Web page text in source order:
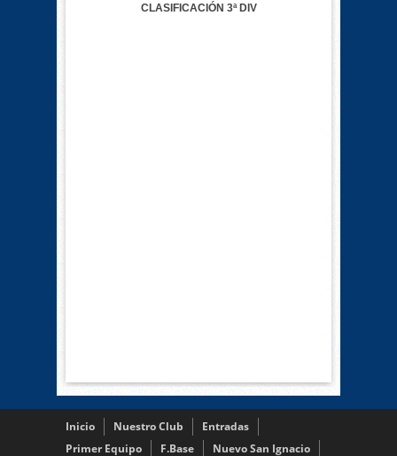
CLASIFICACIÓN 3ª DIV
Inicio Nuestro Club
Entradas
Primer Equipo
F.Base Nuevo San Ignacio